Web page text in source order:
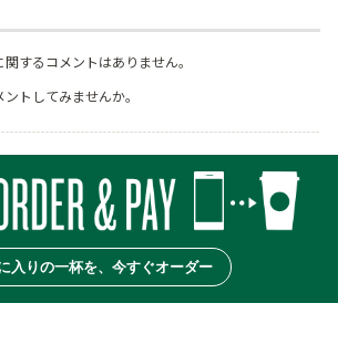
するコメントはありません。
トしてみませんか。
入りの一杯を、今すぐオーダー